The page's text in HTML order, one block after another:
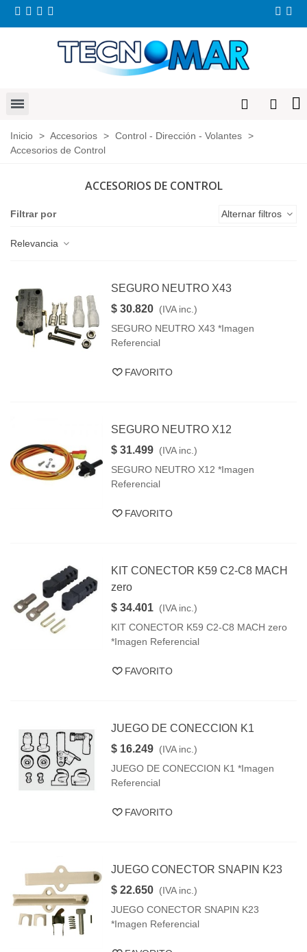
Inicio > Accesorios > Control - Dirección - Volantes >
Accesorios de Control
ACCESORIOS DE CONTROL
Filtrar por Alternar filtros
Relevancia
SEGURO NEUTRO X43
$ 30.820 (IVA inc.)
SEGURO NEUTRO X43 *Imagen
Referencial
FAVORITO
SEGURO NEUTRO X12
$ 31.499 (IVA inc.)
SEGURO NEUTRO X12 *Imagen
Referencial
FAVORITO
KIT CONECTOR K59 C2-C8 MACH
zero
$ 34.401 (IVA inc.)
KIT CONECTOR K59 C2-C8 MACH zero
*Imagen Referencial
FAVORITO
JUEGO DE CONECCION K1
$ 16.249 (IVA inc.)
JUEGO DE CONECCION K1 *Imagen
Referencial
FAVORITO
JUEGO CONECTOR SNAPIN K23
$ 22.650 (IVA inc.)
JUEGO CONECTOR SNAPIN K23
*Imagen Referencial